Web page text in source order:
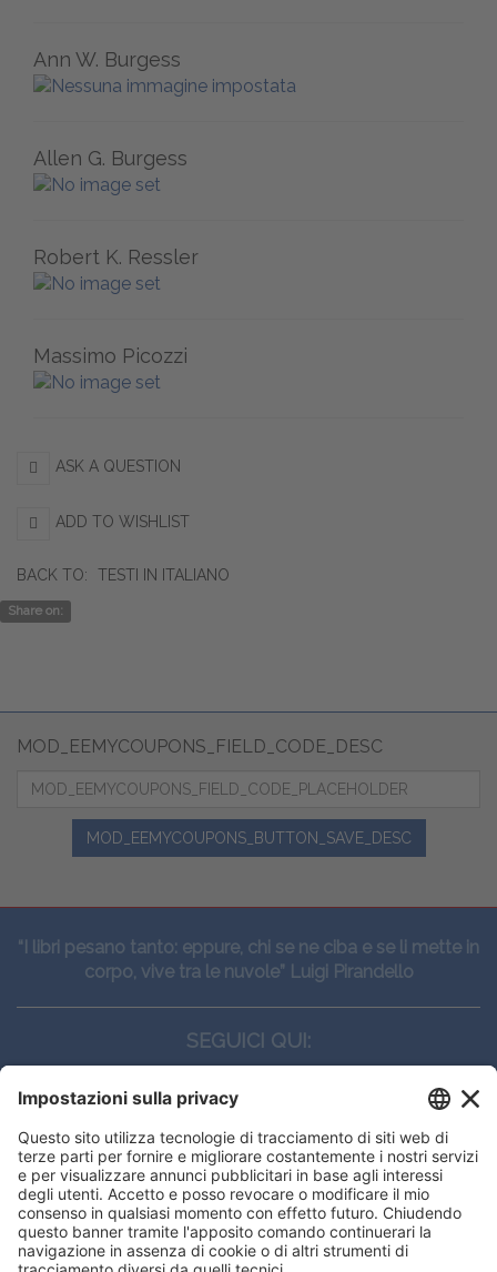
Ann W. Burgess
Allen G. Burgess
Robert K. Ressler
Massimo Picozzi
ASK A QUESTION
ADD TO WISHLIST
BACK TO: TESTI IN ITALIANO
Share on:
MOD_EEMYCOUPONS_FIELD_CODE_DESC
MOD_EEMYCOUPONS_BUTTON_SAVE_DESC
“I libri pesano tanto: eppure, chi se ne ciba e se li mette in
corpo, vive tra le nuvole” Luigi Pirandello
SEGUICI QUI:
CONTATTI
Edi.Ermes srl
Viale E. Forlanini, 21 - 20134, Milano
(+39)027021121